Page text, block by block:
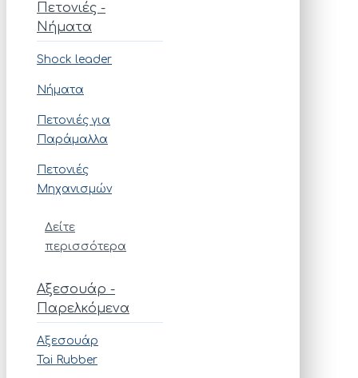
Πετονιές -
Νήματα
Shock leader
Νήματα
Πετονιές για
Παράμαλλα
Πετονιές
Μηχανισμών
Δείτε
περισσότερα
Αξεσουάρ -
Παρελκόμενα
Αξεσουάρ
Tai Rubber